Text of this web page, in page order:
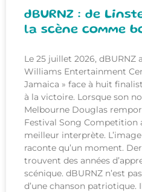
dBURNZ : de
la scène comme
Le 25 juillet 2026, dBURNZ
Williams Entertainment
Jamaica » face à huit
à la victoire. Lorsque son
Melbourne Douglas
Festival Song Competition
meilleur interprète.
raconte qu’un moment.
trouvent des années
scénique. dBURNZ n’est
d’une chanson